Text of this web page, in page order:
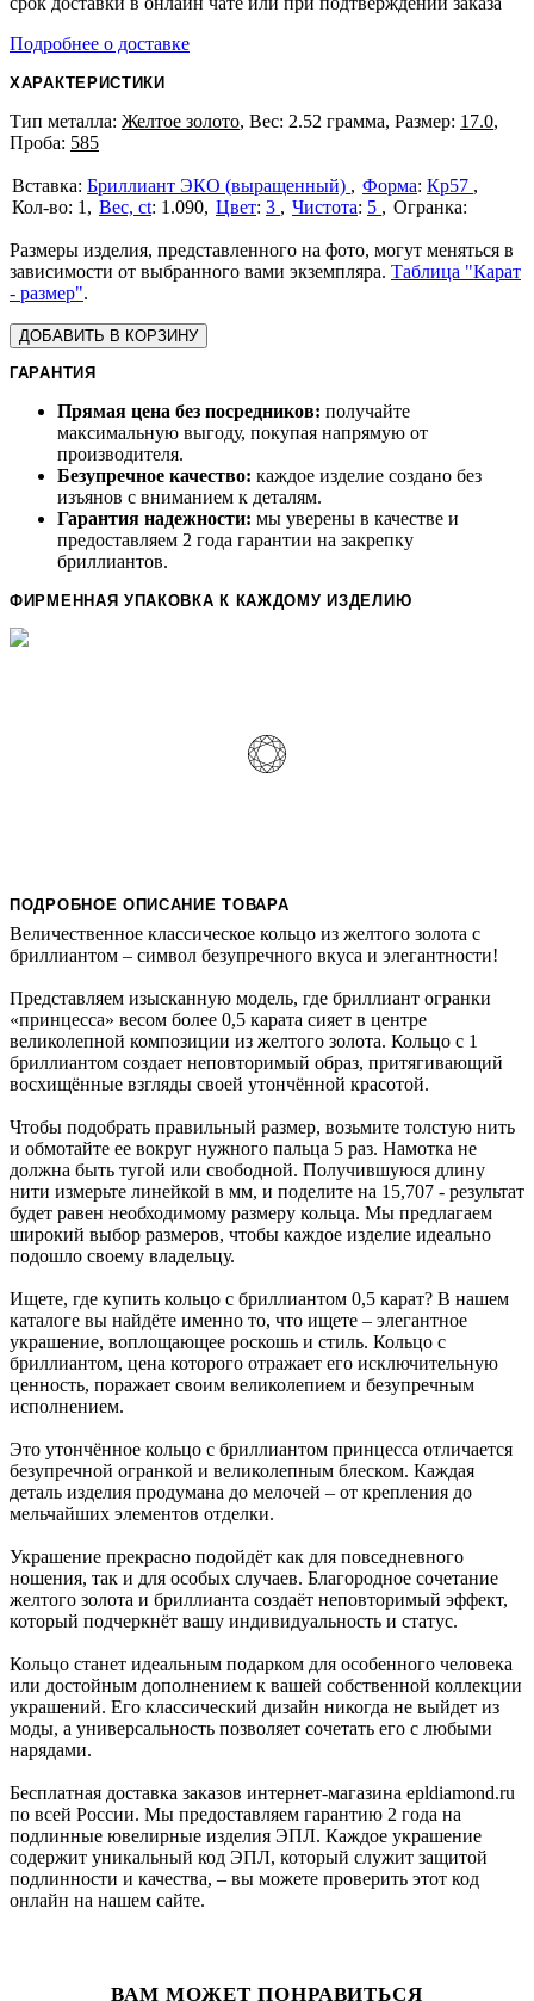
Подробнее о доставке
ХАРАКТЕРИСТИКИ
Тип металла: Желтое золото, Вес: 2.52 грамма, Размер: 17.0,
Проба: 585
Бриллиант ЭКО (выращенный) Форма: Кр57
1
Вес, ct: 1.090 Цвет: 3 Чистота: 5
Размеры изделия, представленного на фото, могут меняться в
зависимости от выбранного вами экземпляра. Таблица "Карат
- размер".
ДОБАВИТЬ В КОРЗИНУ
ГАРАНТИЯ
Прямая цена без посредников: получайте
максимальную выгоду, покупая напрямую от
производителя.
Безупречное качество: каждое изделие создано без
изъянов с вниманием к деталям.
Гарантия надежности: мы уверены в качестве и
предоставляем 2 года гарантии на закрепку
бриллиантов.
ФИРМЕННАЯ УПАКОВКА К КАЖДОМУ ИЗДЕЛИЮ
ПОДРОБНОЕ ОПИСАНИЕ ТОВАРА
Величественное классическое кольцо из желтого золота с
бриллиантом – символ безупречного вкуса и элегантности!
Представляем изысканную модель, где бриллиант огранки
«принцесса» весом более 0,5 карата сияет в центре
великолепной композиции из желтого золота. Кольцо с 1
бриллиантом создает неповторимый образ, притягивающий
восхищённые взгляды своей утончённой красотой.
Чтобы подобрать правильный размер, возьмите толстую нить
и обмотайте ее вокруг нужного пальца 5 раз. Намотка не
должна быть тугой или свободной. Получившуюся длину
нити измерьте линейкой в мм, и поделите на 15,707 - результат
будет равен необходимому размеру кольца. Мы предлагаем
широкий выбор размеров, чтобы каждое изделие идеально
подошло своему владельцу.
Ищете, где купить кольцо с бриллиантом 0,5 карат? В нашем
каталоге вы найдёте именно то, что ищете – элегантное
украшение, воплощающее роскошь и стиль. Кольцо с
бриллиантом, цена которого отражает его исключительную
ценность, поражает своим великолепием и безупречным
исполнением.
Это утончённое кольцо с бриллиантом принцесса отличается
безупречной огранкой и великолепным блеском. Каждая
деталь изделия продумана до мелочей – от крепления до
мельчайших элементов отделки.
Украшение прекрасно подойдёт как для повседневного
ношения, так и для особых случаев. Благородное сочетание
желтого золота и бриллианта создаёт неповторимый эффект,
который подчеркнёт вашу индивидуальность и статус.
Кольцо станет идеальным подарком для особенного человека
или достойным дополнением к вашей собственной коллекции
украшений. Его классический дизайн никогда не выйдет из
моды, а универсальность позволяет сочетать его с любыми
нарядами.
Бесплатная доставка заказов интернет-магазина epldiamond.ru
по всей России. Мы предоставляем гарантию 2 года на
подлинные ювелирные изделия ЭПЛ. Каждое украшение
содержит уникальный код ЭПЛ, который служит защитой
подлинности и качества, – вы можете проверить этот код
онлайн на нашем сайте.
ВАМ МОЖЕТ ПОНРАВИТЬСЯ